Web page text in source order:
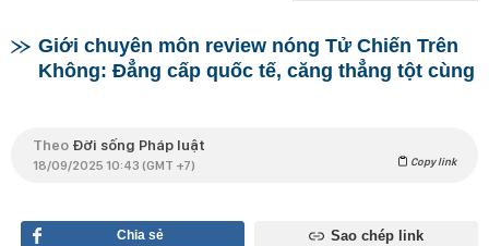
Giới chuyên môn review nóng Tử Chiến Trên
Không: Đẳng cấp quốc tế, căng thẳng tột cùng
Theo Đời sống Pháp luật
18/09/2025 10:43 (GMT +7) Copy link
Chia sẻ Sao chép link